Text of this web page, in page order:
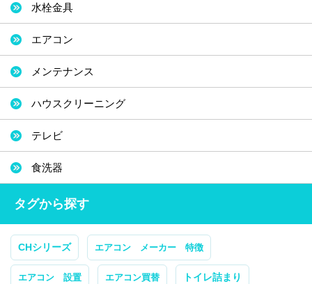
水栓金具
エアコン
メンテナンス
ハウスクリーニング
テレビ
食洗器
タグから探す
CHシリーズ エアコン メーカー 特徴
エアコン 設置 エアコン買替 トイレ詰まり